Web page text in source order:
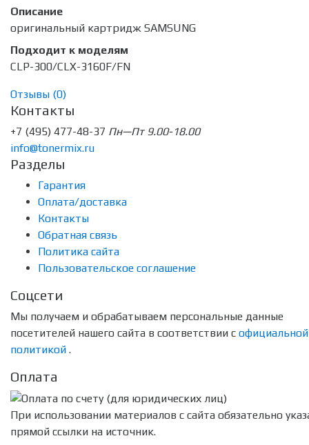
Описание
оригинальный картридж SAMSUNG
Подходит к моделям
CLP-300/CLX-3160F/FN
Отзывы (0)
Контакты
+7 (495) 477-48-37 Пн—Пт 9.00-18.00
info@tonermix.ru
Разделы
Гарантия
Оплата/доставка
Контакты
Обратная связь
Политика сайта
Пользовательское соглашение
Соцсети
Мы получаем и обрабатываем персональные данные
посетителей нашего сайта в соответствии с официальной
политикой .
Оплата
При использовании материалов с сайта обязательно
прямой ссылки на источник.